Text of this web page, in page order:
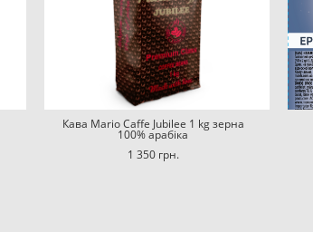
Кава Mario Caffe Jubilee 1 kg зерна
100% арабіка
1 350 грн.